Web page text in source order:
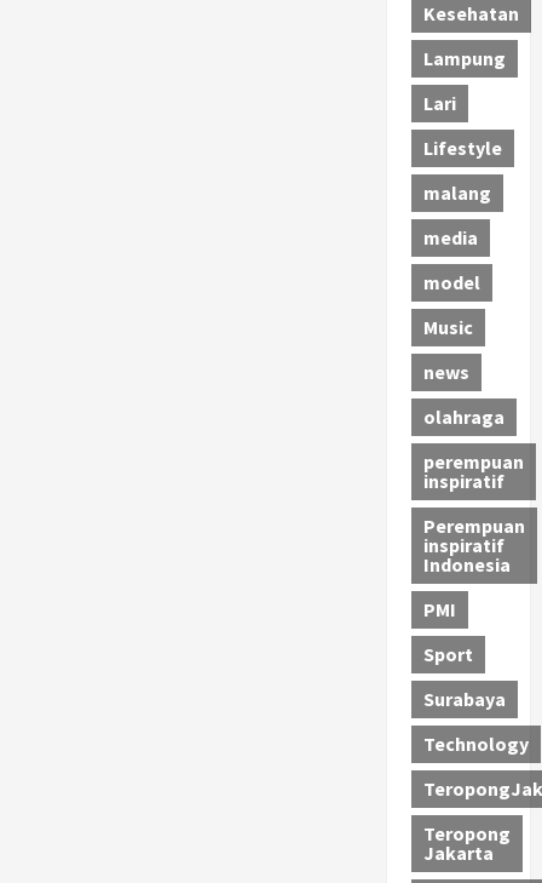
Kesehatan
Lampung
Lari
Lifestyle
malang
media
model
Music
news
olahraga
perempuan
inspiratif
Perempuan
inspiratif
Indonesia
PMI
Sport
Surabaya
Technology
Teropong
Jakarta